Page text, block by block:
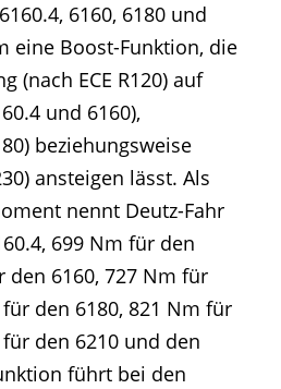
6160, 6180 und
eine Boost-Funktion, die
(nach ECE R120) auf
und 6160),
beziehungsweise
ansteigen lässt. Als
nennt Deutz-Fahr
699 Nm für den
den 6160, 727 Nm für
den 6180, 821 Nm für
den 6210 und den
führt bei den